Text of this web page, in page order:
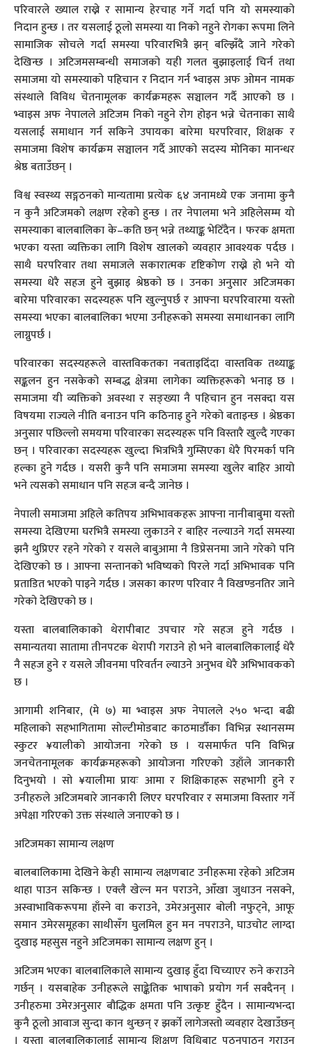
परिवारले ख्याल राख्ने र सामान्य हेरचाह गर्ने गर्दा पनि यो समस्याको
निदान हुन्छ । तर यसलाई ठूलो समस्या या निको नहुने रोगका रूपमा लिने
सामाजिक सोचले गर्दा समस्या परिवारभित्रै झन् बल्झिँदै जाने गरेको
देखिन्छ । अटिजमसम्बन्धी समाजको यही गलत बुझाइलाई चिर्न तथा
समाजमा यो समस्याको पहिचान र निदान गर्न भ्वाइस अफ ओमन नामक
संस्थाले विविध चेतनामूलक कार्यक्रमहरू सञ्चालन गर्दै आएको छ ।
भ्वाइस अफ नेपालले अटिजम निको नहुने रोग होइन भन्ने चेतनाका साथै
यसलाई समाधान गर्न सकिने उपायका बारेमा घरपरिवार, शिक्षक र
समाजमा विशेष कार्यक्रम सञ्चालन गर्दै आएको सदस्य मोनिका मानन्धर
श्रेष्ठ बताउँछन् ।
विश्व स्वस्थ्य सङ्गठनको मान्यतामा प्रत्येक ६४ जनामध्ये एक जनामा कुनै
न कुनै अटिजमको लक्षण रहेको हुन्छ । तर नेपालमा भने अहिलेसम्म यो
समस्याका बालबालिका के–कति छन् भन्ने तथ्याङ्क भेटिँदैन । फरक क्षमता
भएका यस्ता व्यक्तिका लागि विशेष खालको व्यवहार आवश्यक पर्दछ ।
साथै घरपरिवार तथा समाजले सकारात्मक दृष्टिकोण राख्ने हो भने यो
समस्या धेरै सहज हुने बुझाइ श्रेष्ठको छ । उनका अनुसार अटिजमका
बारेमा परिवारका सदस्यहरू पनि खुल्नुपर्छ र आफ्ना घरपरिवारमा यस्तो
समस्या भएका बालबालिका भएमा उनीहरूको समस्या समाधानका लागि
लाग्नुपर्छ ।
परिवारका सदस्यहरूले वास्तविकतका नबताइदिँदा वास्तविक तथ्याङ्क
सङ्कलन हुन नसकेको सम्बद्ध क्षेत्रमा लागेका व्यक्तिहरूको भनाइ छ ।
समाजमा यी व्यक्तिको अवस्था र सङ्ख्या नै पहिचान हुन नसक्दा यस
विषयमा राज्यले नीति बनाउन पनि कठिनाइ हुने गरेको बताइन्छ । श्रेष्ठका
अनुसार पछिल्लो समयमा परिवारका सदस्यहरू पनि विस्तारै खुल्दै गएका
छन् । परिवारका सदस्यहरू खुल्दा भित्रभित्रै गुम्सिएका धेरै पिरमर्का पनि
हल्का हुने गर्दछ । यसरी कुनै पनि समाजमा समस्या खुलेर बाहिर आयो
भने त्यसको समाधान पनि सहज बन्दै जानेछ ।
नेपाली समाजमा अहिले कतिपय अभिभावकहरू आफ्ना नानीबाबुमा यस्तो
समस्या देखिएमा घरभित्रै समस्या लुकाउने र बाहिर नल्याउने गर्दा समस्या
झनै थुप्रिएर रहने गरेको र यसले बाबुआमा नै डिप्रेसनमा जाने गरेको पनि
देखिएको छ । आफ्ना सन्तानको भविष्यको पिरले गर्दा अभिभावक पनि
प्रताडित भएको पाइने गर्दछ । जसका कारण परिवार नै विखण्डनतिर जाने
गरेको देखिएको छ ।
यस्ता बालबालिकाको थेरापीबाट उपचार गरे सहज हुने गर्दछ ।
समान्यतया सातामा तीनपटक थेरापी गराउने हो भने बालबालिकालाई धेरै
नै सहज हुने र यसले जीवनमा परिवर्तन ल्याउने अनुभव धेरै अभिभावकको
छ ।
आगामी शनिबार, (मे ७) मा भ्वाइस अफ नेपालले २५० भन्दा बढी
महिलाको सहभागितामा सोल्टीमोडबाट काठमाडौँका विभिन्न स्थानसम्म
स्कुटर ¥यालीको आयोजना गरेको छ । यसमार्फत पनि विभिन्न
जनचेतनामूलक कार्यक्रमहरूको आयोजना गरिएको उहाँले जानकारी
दिनुभयो । सो ¥यालीमा प्रायः आमा र शिक्षिकाहरू सहभागी हुने र
उनीहरुले अटिजमबारे जानकारी लिएर घरपरिवार र समाजमा विस्तार गर्ने
अपेक्षा गरिएको उक्त संस्थाले जनाएको छ ।
अटिजमका सामान्य लक्षण
बालबालिकामा देखिने केही सामान्य लक्षणबाट उनीहरूमा रहेको अटिजम
थाहा पाउन सकिन्छ । एक्लै खेल्न मन पराउने, आँखा जुधाउन नसक्ने,
अस्वाभाविकरूपमा हाँस्ने वा कराउने, उमेरअनुसार बोली नफुट्ने, आफू
समान उमेरसमूहका साथीसँग घुलमिल हुन मन नपराउने, घाउचोट लाग्दा
दुखाइ महसुस नहुने अटिजमका सामान्य लक्षण हुन् ।
अटिजम भएका बालबालिकाले सामान्य दुखाइ हुँदा चिच्याएर रुने कराउने
गर्छन् । यसबाहेक उनीहरूले साङ्केतिक भाषाको प्रयोग गर्न सक्दैनन् ।
उनीहरुमा उमेरअनुसार बौद्धिक क्षमता पनि उत्कृष्ट हुँदैन । सामान्यभन्दा
कुनै ठूलो आवाज सुन्दा कान थुन्छन् र झर्को लागेजस्तो व्यवहार देखाउँछन्